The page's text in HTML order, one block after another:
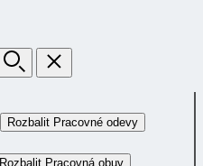
Rozbalit Pracovné odevy
Rozbalit Pracovná obuv